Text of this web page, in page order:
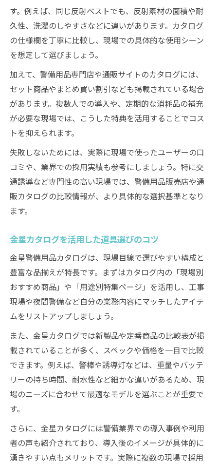
す。例えば、同じ反射ベストでも、反射素材の面積や耐
久性、洗濯のしやすさなどに違いがあります。カタログ
の仕様欄を丁寧に比較し、現場での具体的な使用シーン
を想定して選びましょう。
加えて、警備用品専門店や通販サイトのカタログには、
セット商品やまとめ買い割引なども掲載されている場合
があります。複数人での導入や、定期的な消耗品の補充
が必要な現場では、こうした特典を活用することでコス
トを抑えられます。
失敗しないためには、実際に現場で使ったユーザーの口
コミや、業界での採用実績も参考にしましょう。特に交
通誘導など専門性の高い現場では、警備用品販売店や通
販カタログの比較情報が、より具体的な選択基準となり
ます。
金星カタログを活用した道具選びのコツ
金星警備用品カタログは、現場目線で選びやすい構成と
豊富な品揃えが特長です。まずはカタログ内の「現場別
おすすめ商品」や「用途別特集ページ」を活用し、工事
現場や夜間警備など自分の業務内容にマッチしたアイテ
ムをリストアップしましょう。
また、金星カタログでは新製品や定番商品の比較表が掲
載されていることが多く、スペックや価格を一目で比較
できます。例えば、警棒や誘導灯などは、重量やバッテ
リーの持ち時間、耐水性など細かな違いがあるため、現
場のニーズに合わせて最適なモデルを選ぶことが重要で
す。
さらに、金星カタログには警備業界での導入事例や利用
者の声も紹介されており、導入後のイメージが具体的に
湧きやすい点もメリットです。実際に複数の現場で採用